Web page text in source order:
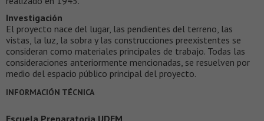
Investigación
El proyecto nace del lugar, las pendientes del terreno, las
vistas, la luz, la sobra y las construcciones preexistentes se
consideran como materiales principales de trabajo. Todas las
consideraciones anteriormente mencionadas, se resuelven por
medio del espacio público principal del proyecto.
INFORMACIÓN TÉCNICA